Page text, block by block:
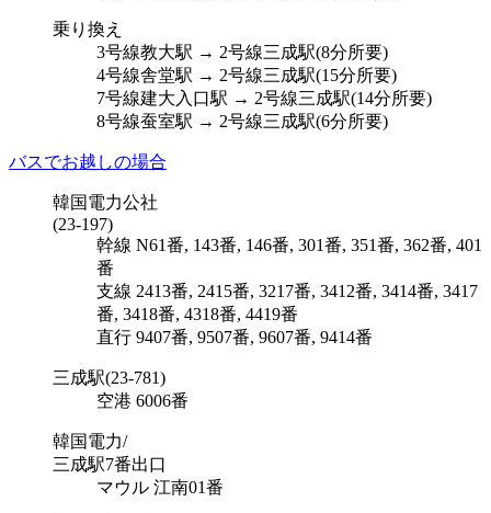
乗り換え
3号線教大駅 → 2号線三成駅(8分所要)
4号線舎堂駅 → 2号線三成駅(15分所要)
7号線建大入口駅 → 2号線三成駅(14分所要)
8号線蚕室駅 → 2号線三成駅(6分所要)
バスでお越しの場合
韓国電力公社
(23-197)
幹線 N61番, 143番, 146番, 301番, 351番, 362番, 401
番
支線 2413番, 2415番, 3217番, 3412番, 3414番, 3417
番, 3418番, 4318番, 4419番
直行 9407番, 9507番, 9607番, 9414番
三成駅(23-781)
空港 6006番
韓国電力/
三成駅7番出口
マウル 江南01番